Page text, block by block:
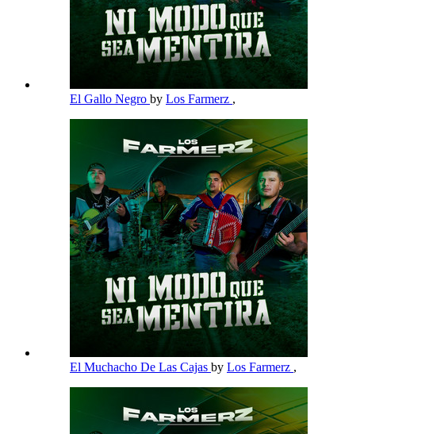
El Gallo Negro by Los Farmerz ,
El Muchacho De Las Cajas by Los Farmerz ,